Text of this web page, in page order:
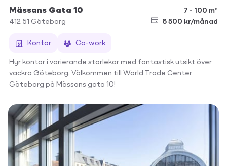
Mässans Gata 10
7 - 100 m²
412 51 Göteborg 6 500 kr/månad
Kontor Co-work
Hyr kontor i varierande storlekar med fantastisk utsikt över
vackra Göteborg. Välkommen till World Trade Center
Göteborg på Mässans gata 10!